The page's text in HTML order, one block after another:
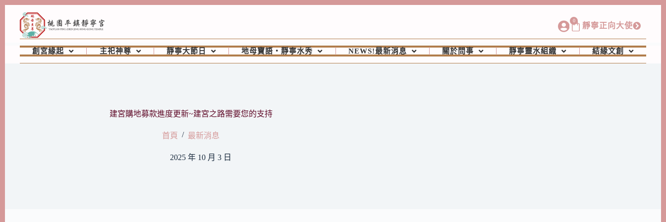
0
靜寧正向大使
創宮緣起 主祀神尊 靜寧大節日 地母寶語‧靜寧水秀 NEWS!最新消息 關於問事 靜寧靈水組織 結緣文創
建宮購地募款進度更新~建宮之路需要您的支持
首頁 / 最新消息
2025 年 10 月 3 日